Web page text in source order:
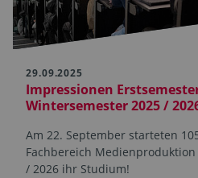
29.09.2025
Impressionen
Wintersemester 2025 /
Am 22. September starteten
Fachbereich
/ 2026 ihr Studium!